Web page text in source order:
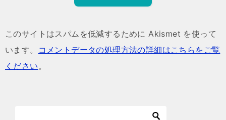
このサイトはスパムを低減するために Akismet を使って
います。
コメントデータの処理方法の詳細はこちらをご覧
ください。